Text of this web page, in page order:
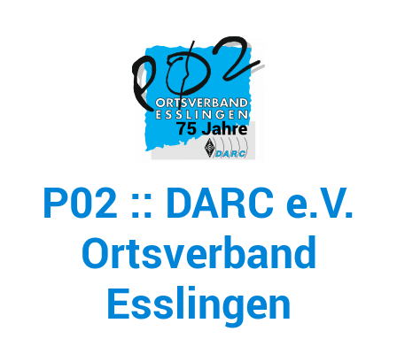
P02 :: DARC e.V.
Ortsverband
Esslingen